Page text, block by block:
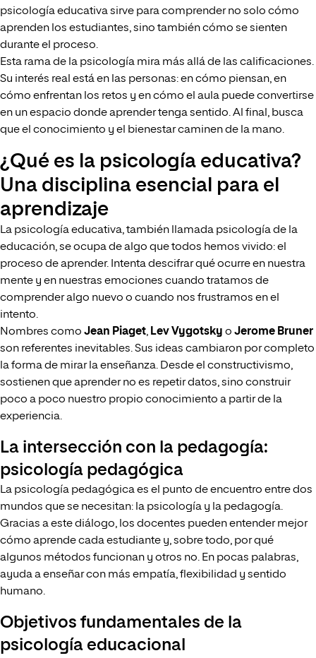
psicología educativa sirve para comprender no solo cómo
aprenden los estudiantes, sino también cómo se sienten
durante el proceso.
Esta rama de la psicología mira más allá de las calificaciones.
Su interés real está en las personas: en cómo piensan, en
cómo enfrentan los retos y en cómo el aula puede convertirse
en un espacio donde aprender tenga sentido. Al final, busca
que el conocimiento y el bienestar caminen de la mano.
¿Qué es la psicología educativa?
Una disciplina esencial para el
aprendizaje
La psicología educativa, también llamada psicología de la
educación, se ocupa de algo que todos hemos vivido: el
proceso de aprender. Intenta descifrar qué ocurre en nuestra
mente y en nuestras emociones cuando tratamos de
comprender algo nuevo o cuando nos frustramos en el
intento.
Nombres como Jean Piaget, Lev Vygotsky o Jerome Bruner
son referentes inevitables. Sus ideas cambiaron por completo
la forma de mirar la enseñanza. Desde el constructivismo,
sostienen que aprender no es repetir datos, sino construir
poco a poco nuestro propio conocimiento a partir de la
experiencia.
La intersección con la pedagogía:
psicología pedagógica
La psicología pedagógica es el punto de encuentro entre dos
mundos que se necesitan: la psicología y la pedagogía.
Gracias a este diálogo, los docentes pueden entender mejor
cómo aprende cada estudiante y, sobre todo, por qué
algunos métodos funcionan y otros no. En pocas palabras,
ayuda a enseñar con más empatía, flexibilidad y sentido
humano.
Objetivos fundamentales de la
psicología educacional